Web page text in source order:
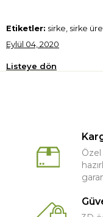
Etiketler: sirke, sirke
Eylül 04, 2020
Listeye dön